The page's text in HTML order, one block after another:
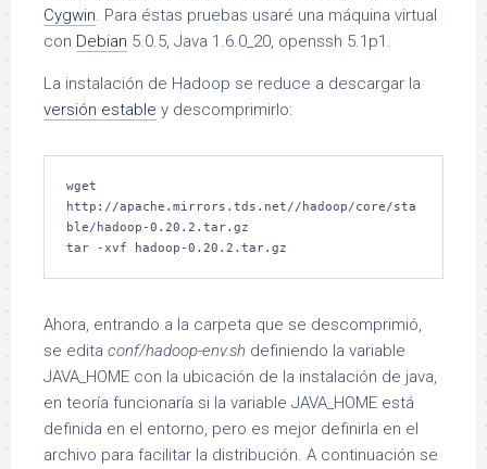
Cygwin. Para éstas pruebas usaré una máquina virtual
con Debian 5.0.5, Java 1.6.0_20, openssh 5.1p1.
La instalación de Hadoop se reduce a descargar la
versión estable y descomprimirlo:
wget
http://apache.mirrors.tds.net//hadoop/core/sta
ble/hadoop-0.20.2.tar.gz
tar -xvf hadoop-0.20.2.tar.gz
Ahora, entrando a la carpeta que se descomprimió,
se edita conf/hadoop-env.sh definiendo la variable
JAVA_HOME con la ubicación de la instalación de java,
en teoría funcionaría si la variable JAVA_HOME está
definida en el entorno, pero es mejor definirla en el
archivo para facilitar la distribución. A continuación se